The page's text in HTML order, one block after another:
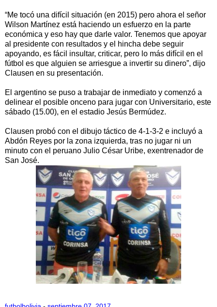
“Me tocó una difícil situación (en 2015) pero ahora el señor
Wilson Martínez está haciendo un esfuerzo en la parte
económica y eso hay que darle valor. Tenemos que apoyar
al presidente con resultados y el hincha debe seguir
apoyando, es fácil insultar, criticar, pero lo más difícil en el
fútbol es que alguien se arriesgue a invertir su dinero”, dijo
Clausen en su presentación.
El argentino se puso a trabajar de inmediato y comenzó a
delinear el posible onceno para jugar con Universitario, este
sábado (15.00), en el estadio Jesús Bermúdez.
Clausen probó con el dibujo táctico de 4-1-3-2 e incluyó a
Abdón Reyes por la zona izquierda, tras no jugar ni un
minuto con el peruano Julio César Uribe, exentrenador de
San José.